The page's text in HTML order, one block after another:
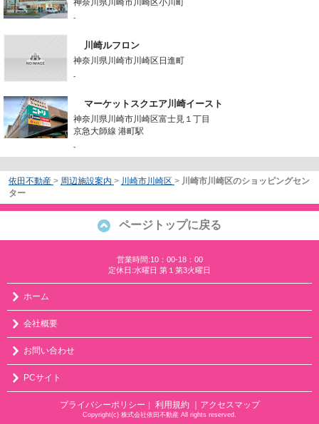
神奈川県川崎市川崎区小川町
-
川崎ルフロン
神奈川県川崎市川崎区日進町
-
マーケットスクエア川崎イースト
神奈川県川崎市川崎区富士見１丁目
京急大師線 港町駅
-
依田不動産 > 周辺施設案内 > 川崎市川崎区 > 川崎市川崎区のショッピングセン
ター
ページトップに戻る
営業時間:10：00-18：00
定休日:水曜日 第１第3火曜日
ホーム
会社概要
お問い合わせ
PCサイト
プライバシーポリシー ｜ 利用規約 ｜アクセスマップ
Copyright(c) 株式会社依田不動産 All rights reserved.